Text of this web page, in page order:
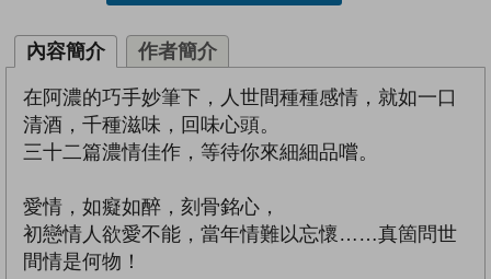
內容簡介 作者簡介
在阿濃的巧手妙筆下，人世間種種感情，就如一口
清酒，千種滋味，回味心頭。
三十二篇濃情佳作，等待你來細細品嚐。
愛情，如癡如醉，刻骨銘心，
初戀情人欲愛不能，當年情難以忘懷……真箇問世
間情是何物！